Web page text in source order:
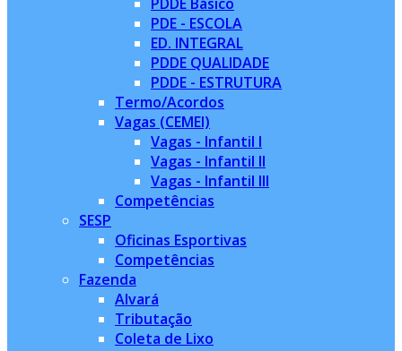
PDE - ESCOLA
ED. INTEGRAL
PDDE QUALIDADE
PDDE - ESTRUTURA
Termo/Acordos
Vagas (CEMEI)
Vagas - Infantil I
Vagas - Infantil II
Vagas - Infantil III
Competências
SESP
Oficinas Esportivas
Competências
Fazenda
Alvará
Tributação
Coleta de Lixo